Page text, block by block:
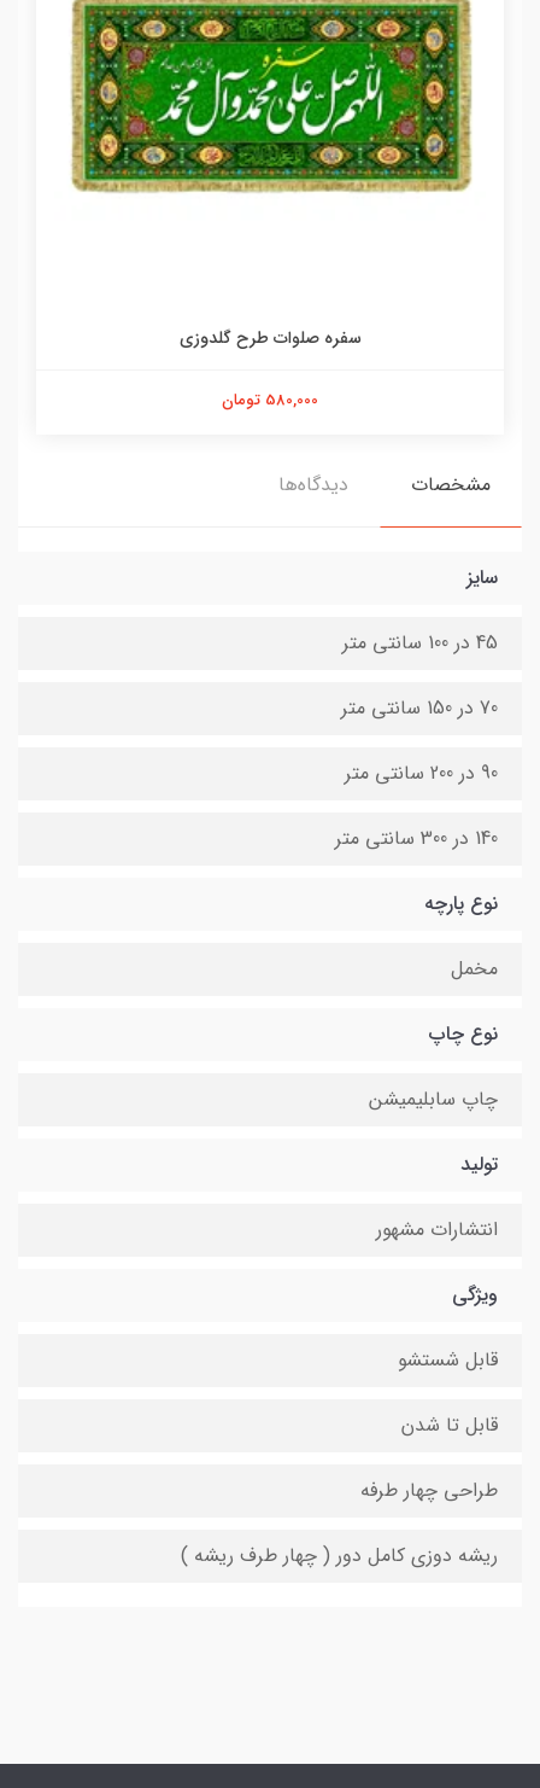
سفره صلوات طرح گلدوزی
580,000 تومان
مشخصات دیدگاه‌ها
سایز
45 در 100 سانتی متر
70 در 150 سانتی متر
90 در 200 سانتی متر
140 در 300 سانتی متر
نوع پارچه
مخمل
نوع چاپ
چاپ سابلیمیشن
تولید
انتشارات مشهور
ویژگی
قابل شستشو
قابل تا شدن
طراحی چهار طرفه
ریشه دوزی کامل دور ( چهار طرف ریشه )